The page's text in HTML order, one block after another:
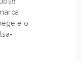
e o